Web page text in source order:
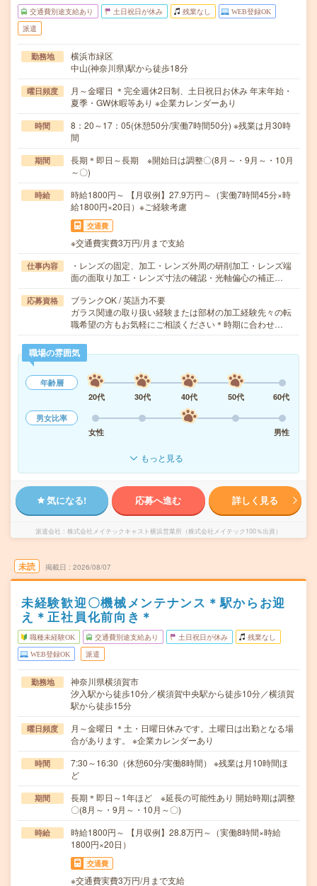
交通費別途支給あり 土日祝日が休み 残業なし WEB登録OK
派遣
勤務地
横浜市緑区
中山(神奈川県)駅から徒歩18分
曜日頻度
月～金曜日 ＊完全週休2日制、土日祝日お休み 年末年始・
夏季・GW休暇等あり ※企業カレンダーあり
時間
8：20～17：05(休憩50分/実働7時間50分) ※残業は月30時
間
期間
長期＊即日～長期 ※開始日は調整〇(8月～・9月～・10月
～〇)
時給
時給1800円～ 【月収例】27.9万円～（実働7時間45分×時
給1800円×20日）※ご経験考慮
交通費
※交通費実費3万円/月まで支給
仕事内容
・レンズの固定、加工・レンズ外周の研削加工・レンズ端
面の面取り加工・レンズ寸法の確認・光軸偏心の補正…
応募資格
ブランクOK / 英語力不要
ガラス関連の取り扱い経験または部材の加工経験先々の転
職希望の方もお気軽にご相談ください＊時期に合わせ…
職場の雰囲気
年齢層
20代
30代 40代 50代
60代
男女比率
女性
男性
もっと見る
気になる! 応募へ進む 詳しく見る
派遣会社 株式会社メイテックキャスト横浜営業所（株式会社メイテック100％出資）
未読 掲載日 2026/08/07
未経験歓迎〇機械メンテナンス＊駅からお迎
え＊正社員化前向き＊
職種未経験OK 交通費別途支給あり 土日祝日が休み 残業なし
WEB登録OK 派遣
勤務地
神奈川県横須賀市
汐入駅から徒歩10分／横須賀中央駅から徒歩10分／横須賀
駅から徒歩15分
曜日頻度
月～金曜日 ＊土・日曜日休みです。土曜日は出勤となる場
合があります。 ※企業カレンダーあり
時間
7:30～16:30（休憩60分/実働8時間） ※残業は月10時間ほ
ど
期間
長期＊即日～1年ほど ※延長の可能性あり 開始時期は調整
〇(8月～・9月～・10月～〇)
時給
時給1800円～ 【月収例】28.8万円～（実働8時間×時給
1800円×20日）
交通費
※交通費実費3万円/月まで支給